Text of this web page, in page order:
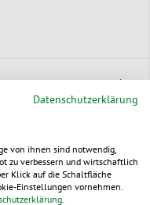
an der Packstation,
Datenschutzerklärung
von ihnen sind notwendig,
zu verbessern und wirtschaftlich
Klick auf die Schaltfläche
Einstellungen vornehmen.
.